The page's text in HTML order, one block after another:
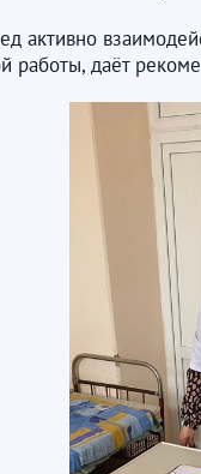
активно
работы, даёт